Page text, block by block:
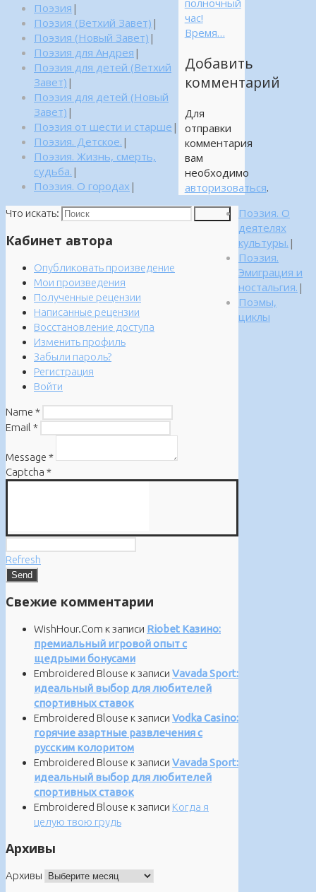
час!
Время…
Добавить
комментарий
Для
отправки
комментария
вам
необходимо
авторизоваться.
Что искать:
Кабинет автора
Опубликовать произведение
Мои произведения
Полученные рецензии
Написанные рецензии
Восстановление доступа
Изменить профиль
Забыли пароль?
Регистрация
Войти
Name *
Email *
Message *
Captcha *
Refresh
Свежие комментарии
WishHour.Com к записи Riobet Казино:
премиальный игровой опыт с
щедрыми бонусами
Embroidered Blouse к записи Vavada Sport:
идеальный выбор для любителей
спортивных ставок
Embroidered Blouse к записи Vodka Casino:
горячие азартные развлечения с
русским колоритом
Embroidered Blouse к записи Vavada Sport:
идеальный выбор для любителей
спортивных ставок
Embroidered Blouse к записи Когда я
целую твою грудь
Архивы
Архивы
Поэзия |
Поэзия (Ветхий Завет) |
Поэзия (Новый Завет) |
Поэзия для Андрея |
Поэзия для детей (Ветхий
Завет) |
Поэзия для детей (Новый
Завет) |
Поэзия от шести и старше |
Поэзия. Детское. |
Поэзия. Жизнь, смерть,
судьба. |
Поэзия. О городах |
Поэзия. О
деятелях
культуры. |
Поэзия.
Эмиграция и
ностальгия. |
Поэмы,
циклы